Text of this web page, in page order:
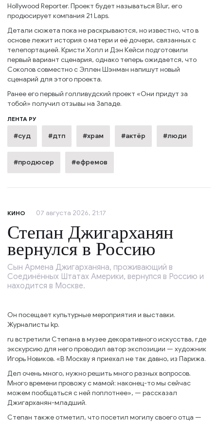
Hollywood Reporter. Проект будет называться Blur, его
продюсирует компания 21 Laps.
Детали сюжета пока не раскрываются, но известно, что в
основе лежит история о матери и её дочери, связанных с
телепортацией. Кристи Холл и Дэн Кейси подготовили
первый вариант сценария, однако теперь ожидается, что
Соколов совместно с Эллен Шэнман напишут новый
сценарий для этого проекта.
Ранее его первый голливудский проект «Они придут за
тобой» получил отзывы на Западе.
ЛЕНТА РУ
#суд #дтп #храм #актёр #люди
#продюсер #ефремов
КИНО 07 августа 2026, 21:17
Степан Джигарханян
вернулся в Россию
Сын Армена Джигарханяна, проживающий в
Соединённых Штатах Америки, вернулся в Россию и
находится в Москве.
Он посещает культурные мероприятия и выставки.
Журналисты kp.
ru встретили Степана в музее декоративного искусства, где
экскурсию для него проводил автор экспозиции — художник
Игорь Новиков. «В Москву я приехал не так давно, из Парижа.
Дел очень много, нужно решить много разных вопросов.
Много времени провожу с мамой: наконец-то мы сейчас
можем пообщаться с ней поплотнее», — рассказал
Джигарханян-младший.
Степан также отметил, что посетил могилу своего отца —